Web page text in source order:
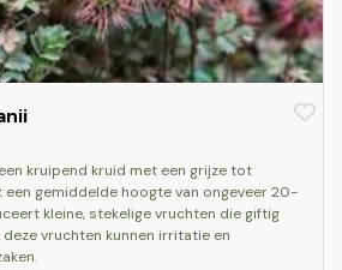
een gemiddelde hoogte van ongeveer 20-
kleine, stekelige vruchten die giftig
deze vruchten kunnen irritatie en